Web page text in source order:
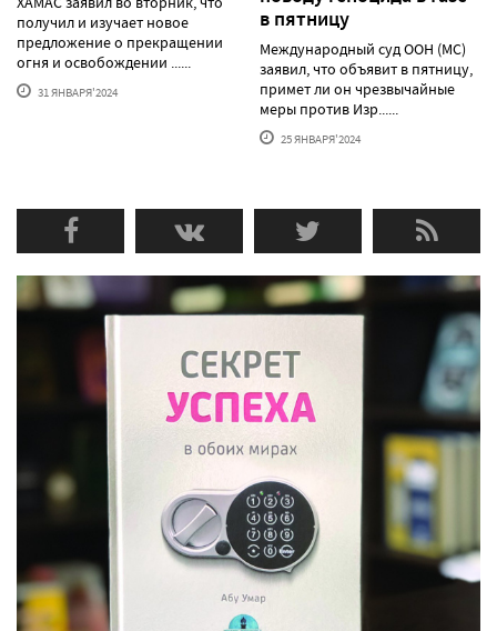
получил и изучает новое
предложение о прекращении
огня и освобождении ......
31 ЯНВАРЯ'2024
в пятницу
Международный суд ООН (МС)
заявил, что объявит в пятницу,
примет ли он чрезвычайные
меры против Изр......
25 ЯНВАРЯ'2024